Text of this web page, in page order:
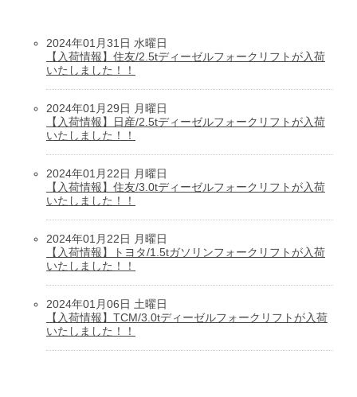
2024年01月31日 水曜日
【入荷情報】住友/2.5tディーゼルフォークリフトが入荷
いたしました！！
2024年01月29日 月曜日
【入荷情報】日産/2.5tディーゼルフォークリフトが入荷
いたしました！！
2024年01月22日 月曜日
【入荷情報】住友/3.0tディーゼルフォークリフトが入荷
いたしました！！
2024年01月22日 月曜日
【入荷情報】トヨタ/1.5tガソリンフォークリフトが入荷
いたしました！！
2024年01月06日 土曜日
【入荷情報】TCM/3.0tディーゼルフォークリフトが入荷
いたしました！！